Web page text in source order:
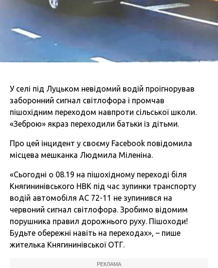
У селі під Луцьком невідомий водій проігнорував
заборонний сигнал світлофора і промчав
пішохідним переходом навпроти сільської школи.
«Зеброю» якраз переходили батьки із дітьми.
Про цей інцидент у своєму Facebook повідомила
місцева мешканка Людмила Міленіна.
«Сьогодні о 08.19 на пішохідному переході біля
Княгининівського НВК під час зупинки транспорту
водій автомобіля АС 72-11 не зупинився на
червоний сигнал світлофора. Зробимо відомим
порушника правил дорожнього руху. Пішоходи!
Будьте обережні навіть на переходах», – пише
жителька Княгининівської ОТГ.
РЕКЛАМА